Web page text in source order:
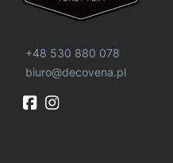
+48 530 880 078
biuro@decovena.pl